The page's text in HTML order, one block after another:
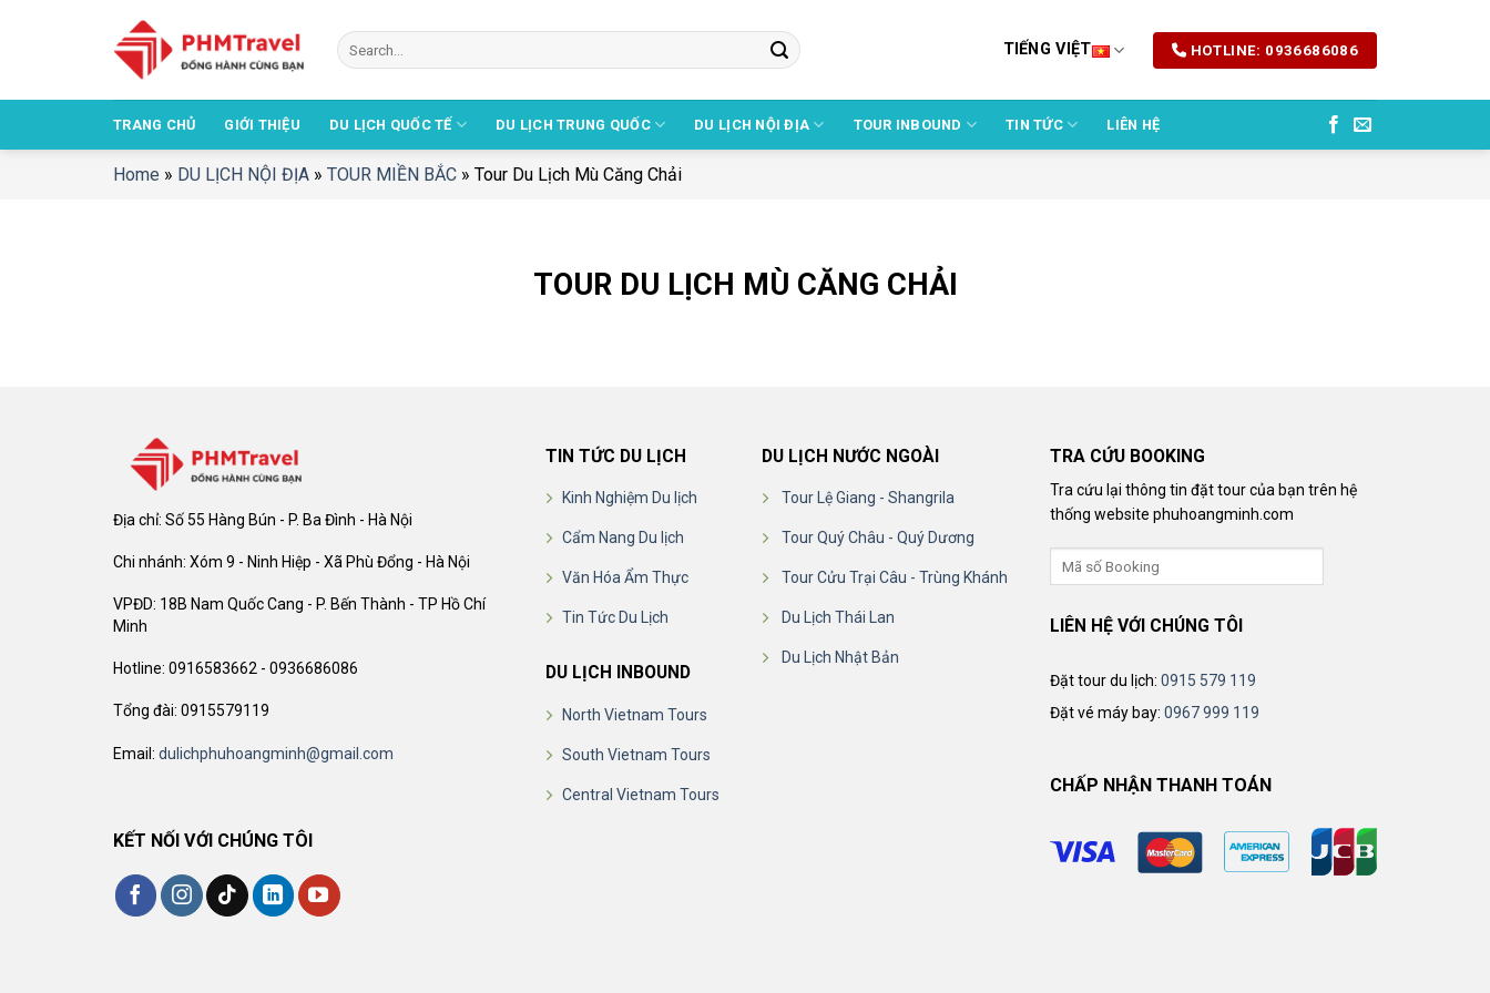
dung
TIẾNG VIỆT HOTLINE: 0936686086
TRANG CHỦ GIỚI THIỆU DU LỊCH QUỐC TẾ DU LỊCH TRUNG QUỐC DU LỊCH NỘI ĐỊA TOUR INBOUND TIN TỨC LIÊN HỆ
Home » DU LỊCH NỘI ĐỊA » TOUR MIỀN BẮC » Tour Du Lịch Mù Căng Chải
TOUR DU LỊCH MÙ CĂNG CHẢI
Địa chỉ: Số 55 Hàng Bún - P. Ba Đình - Hà Nội
Chi nhánh: Xóm 9 - Ninh Hiệp - Xã Phù Đổng - Hà Nội
VPĐD: 18B Nam Quốc Cang - P. Bến Thành - TP Hồ Chí
Minh
Hotline: 0916583662 - 0936686086
Tổng đài: 0915579119
Email: dulichphuhoangminh@gmail.com
KẾT NỐI VỚI CHÚNG TÔI
TIN TỨC DU LỊCH
Kinh Nghiệm Du lịch
Cẩm Nang Du lịch
Văn Hóa Ẩm Thực
Tin Tức Du Lịch
DU LỊCH INBOUND
North Vietnam Tours
South Vietnam Tours
Central Vietnam Tours
DU LỊCH NƯỚC NGOÀI
Tour Lệ Giang - Shangrila
Tour Quý Châu - Quý Dương
Tour Cửu Trại Câu - Trùng Khánh
Du Lịch Thái Lan
Du Lịch Nhật Bản
TRA CỨU BOOKING
Tra cứu lại thông tin đặt tour của bạn trên hệ
thống website phuhoangminh.com
LIÊN HỆ VỚI CHÚNG TÔI
Đặt tour du lịch: 0915 579 119
Đặt vé máy bay: 0967 999 119
CHẤP NHẬN THANH TOÁN